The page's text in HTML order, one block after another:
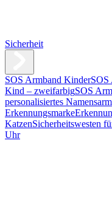
Sicherheit
SOS Armband KinderSOS
Kind – zweifarbigSOS
personalisiertes
Erkennungsmarke
KatzenSicherheitswesten
Uhr